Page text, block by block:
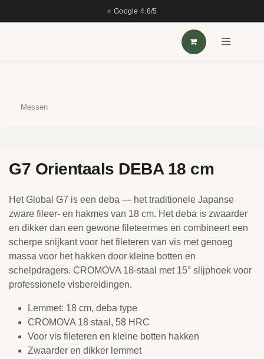
⭐ Google 4.6/5
Messen
G7 Orientaals DEBA 18 cm
Het Global G7 is een deba — het traditionele Japanse
zware fileer- en hakmes van 18 cm. Het deba is zwaarder
en dikker dan een gewone fileteermes en combineert een
scherpe snijkant voor het fileteren van vis met genoeg
massa voor het hakken door kleine botten en
schelpdragers. CROMOVA 18-staal met 15° slijphoek voor
professionele visbereidingen.
Lemmet: 18 cm, deba type
CROMOVA 18 staal, 58 HRC
Voor vis fileteren en kleine botten hakken
Zwaarder en dikker lemmet